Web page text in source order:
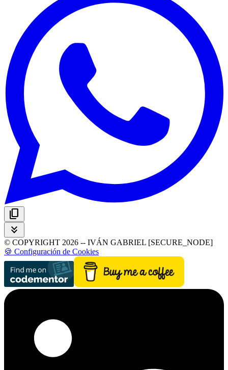
content_copy
keyboard_double_arrow_down
© COPYRIGHT 2026 -- IVÁN GABRIEL [SECURE_NODE]
🍪 Configuración de Cookies